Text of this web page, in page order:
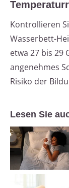
Kontrollieren
Wasserbett-
etwa 27 bis 29
angenehmes
Risiko der
Lesen Sie